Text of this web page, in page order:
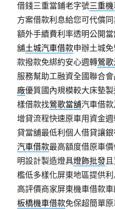
借錢三重當鋪老字號三重
方案借款利息給您可代償
額外手續費利率透明公開
舖土城汽車借款申辦土城
款撥款免綁約安心週轉鶯
服務幫助工融資全國聯合
廠優質國內規模較大床墊
樣借款找鶯歌當舖汽車借
增貸流程快速原車用資金
貸當舖最低利個人借貸讓
汽車借款最高額度借原車
明設計製造燈具燈飾批發
檻低多樣化屏東地區提供
高評價商家屏東機車借款
板橋機車借款免保超簡單